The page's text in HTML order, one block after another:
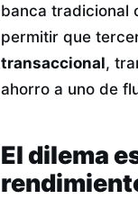
banca tradicional
permitir que
transaccional,
ahorro a uno de
El dilema